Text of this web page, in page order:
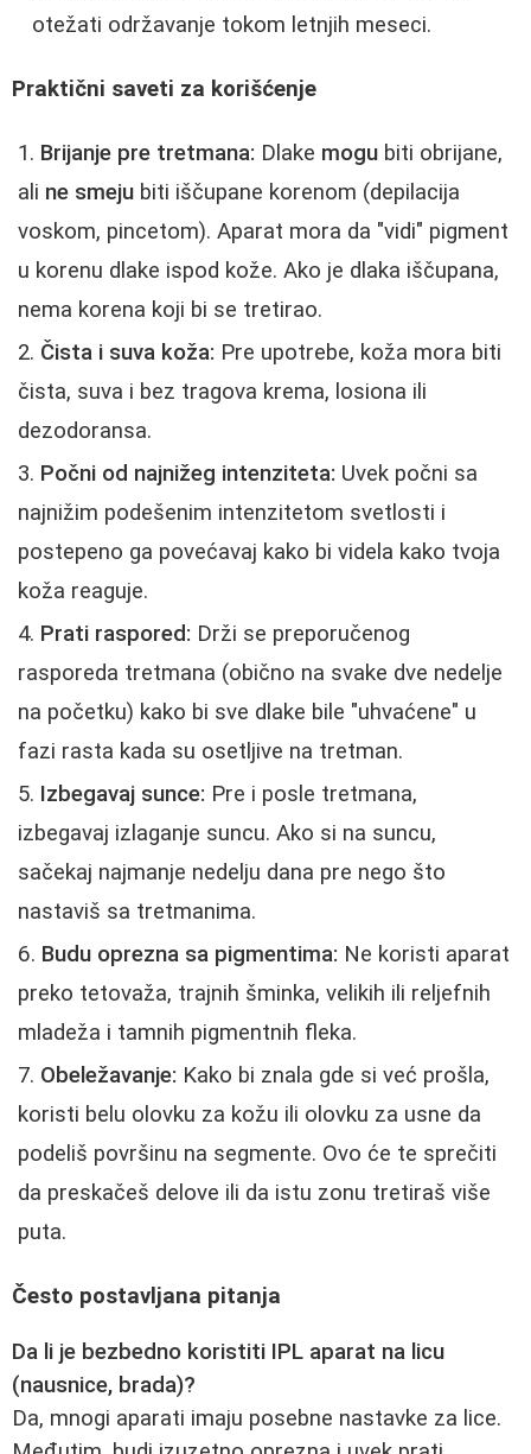
otežati održavanje tokom letnjih meseci.
Praktični saveti za korišćenje
Brijanje pre tretmana: Dlake mogu biti obrijane,
ali ne smeju biti iščupane korenom (depilacija
voskom, pincetom). Aparat mora da "vidi" pigment
u korenu dlake ispod kože. Ako je dlaka iščupana,
nema korena koji bi se tretirao.
Čista i suva koža: Pre upotrebe, koža mora biti
čista, suva i bez tragova krema, losiona ili
dezodoransa.
Počni od najnižeg intenziteta: Uvek počni sa
najnižim podešenim intenzitetom svetlosti i
postepeno ga povećavaj kako bi videla kako tvoja
koža reaguje.
Prati raspored: Drži se preporučenog
rasporeda tretmana (obično na svake dve nedelje
na početku) kako bi sve dlake bile "uhvaćene" u
fazi rasta kada su osetljive na tretman.
Izbegavaj sunce: Pre i posle tretmana,
izbegavaj izlaganje suncu. Ako si na suncu,
sačekaj najmanje nedelju dana pre nego što
nastaviš sa tretmanima.
Budu oprezna sa pigmentima: Ne koristi aparat
preko tetovaža, trajnih šminka, velikih ili reljefnih
mladeža i tamnih pigmentnih fleka.
Obeležavanje: Kako bi znala gde si već prošla,
koristi belu olovku za kožu ili olovku za usne da
podeliš površinu na segmente. Ovo će te sprečiti
da preskačeš delove ili da istu zonu tretiraš više
puta.
Često postavljana pitanja
Da li je bezbedno koristiti IPL aparat na licu
(nausnice, brada)?
Da, mnogi aparati imaju posebne nastavke za lice.